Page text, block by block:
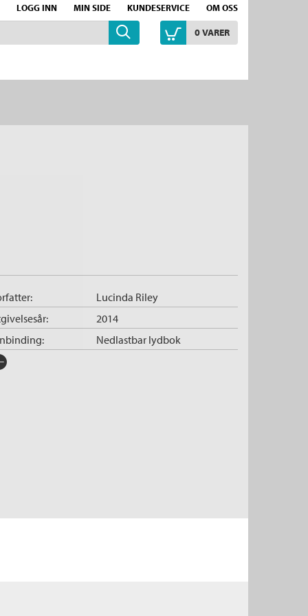
LOGG INN MIN SIDE KUNDESERVICE OM OSS
0VARER
Lucinda Riley
Nedlastbar lydbok
2014